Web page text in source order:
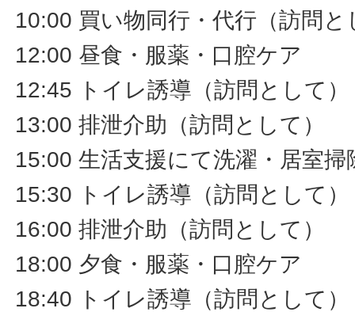
10:00 買い物同行・代行（訪問と
12:00 昼食・服薬・口腔ケア
12:45 トイレ誘導（訪問として）
13:00 排泄介助（訪問として）
15:00 生活支援にて洗濯・居室
15:30 トイレ誘導（訪問として）
16:00 排泄介助（訪問として）
18:00 夕食・服薬・口腔ケア
18:40 トイレ誘導（訪問として）